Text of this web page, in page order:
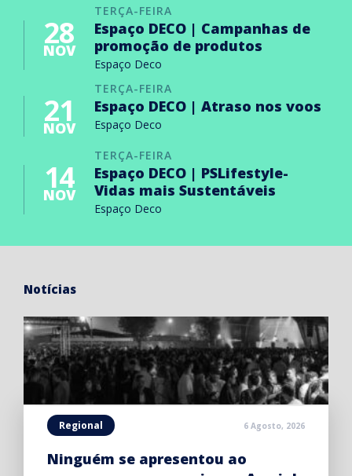
TERÇA-FEIRA
28
NOV
Espaço DECO | Campanhas de
promoção de produtos
Espaço Deco
TERÇA-FEIRA
21
NOV
Espaço DECO | Atraso nos voos
Espaço Deco
TERÇA-FEIRA
14
NOV
Espaço DECO | PSLifestyle-
Vidas mais Sustentáveis
Espaço Deco
Notícias
Regional 6 Agosto, 2026
Ninguém se apresentou ao